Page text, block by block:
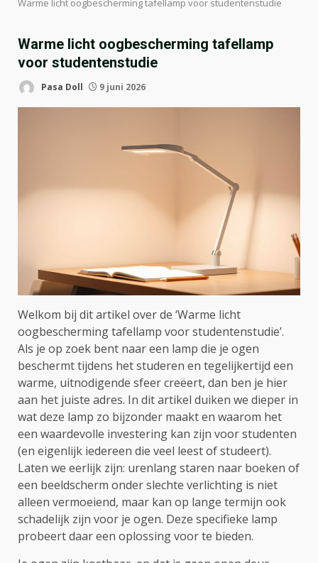
Warme licht oogbescherming tafellamp voor studentenstudie
Warme licht oogbescherming tafellamp
voor studentenstudie
Pasa Doll 9 juni 2026
Welkom bij dit artikel over de ‘Warme licht
oogbescherming tafellamp voor studentenstudie’.
Als je op zoek bent naar een lamp die je ogen
beschermt tijdens het studeren en tegelijkertijd een
warme, uitnodigende sfeer creëert, dan ben je hier
aan het juiste adres. In dit artikel duiken we dieper in
wat deze lamp zo bijzonder maakt en waarom het
een waardevolle investering kan zijn voor studenten
(en eigenlijk iedereen die veel leest of studeert).
Laten we eerlijk zijn: urenlang staren naar boeken of
een beeldscherm onder slechte verlichting is niet
alleen vermoeiend, maar kan op lange termijn ook
schadelijk zijn voor je ogen. Deze specifieke lamp
probeert daar een oplossing voor te bieden.